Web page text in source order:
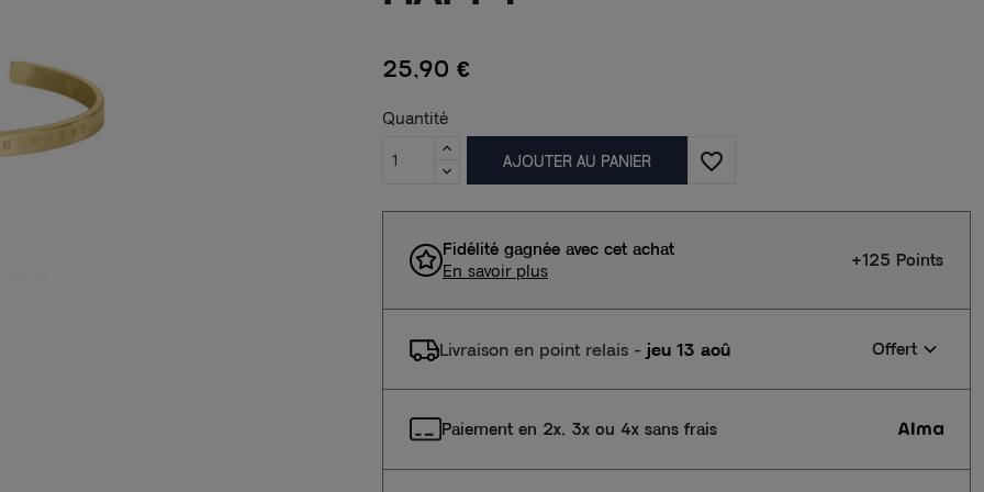
25,90 €
Quantité
AJOUTER AU PANIER favorite_border
Fidélité gagnée avec cet achat
En savoir plus
+125 Points
Livraison en point relais- jeu 13 aoû Offert
Paiement en 2x, 3x ou 4x sans frais